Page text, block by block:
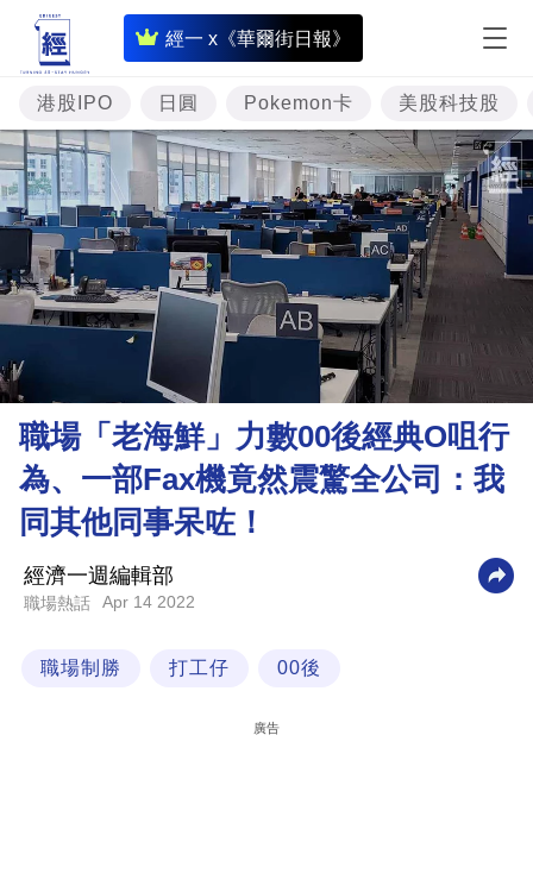
經一 x《華爾街日報》
即
時
財
經
專
題
投
資
樓
市
理
財
商
業
科
技
港股IPO 日圓 Pokemon卡 美股科技股
職場「老海鮮」力數00後經典O咀行
為、一部Fax機竟然震驚全公司：我
同其他同事呆咗！
經濟一週編輯部
職場熱話 Apr 14 2022
職場制勝 打工仔 00後
廣告